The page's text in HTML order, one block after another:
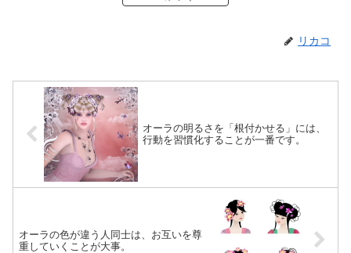
リカコ
オーラの明るさを「根付かせる」には、
行動を習慣化することが一番です。
オーラの色が違う人同士は、お互いを尊
重していくことが大事。